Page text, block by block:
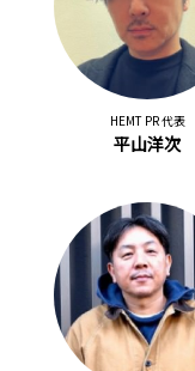
HEMT PR 代表
平山洋次